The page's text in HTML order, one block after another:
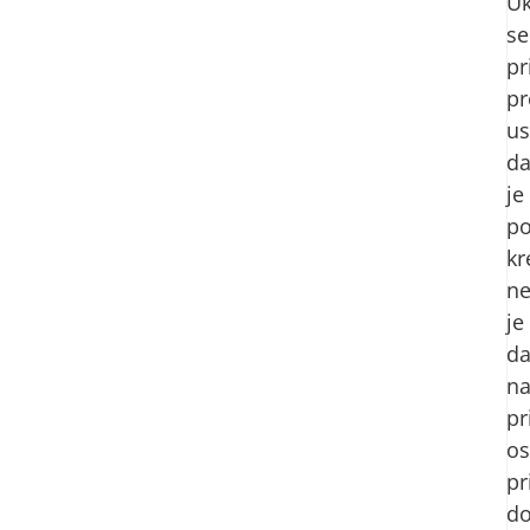
se
da
je
je
da
na